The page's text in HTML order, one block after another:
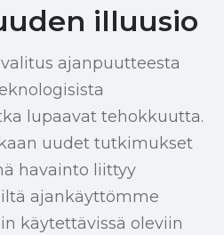
illuusio
ajanpuutteesta
lupaavat tehokkuutta.
uudet tutkimukset
havainto liittyy
ajankäyttömme
käytettävissä oleviin